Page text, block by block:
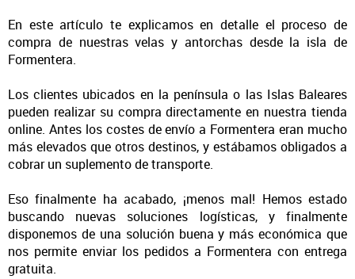
En este artículo te explicamos en detalle el proceso de
compra de nuestras velas y antorchas desde la isla de
Formentera.
Los clientes ubicados en la península o las Islas Baleares
pueden realizar su compra directamente en nuestra tienda
online. Antes los costes de envío a Formentera eran mucho
más elevados que otros destinos, y estábamos obligados a
cobrar un suplemento de transporte.
Eso finalmente ha acabado, ¡menos mal! Hemos estado
buscando nuevas soluciones logísticas, y finalmente
disponemos de una solución buena y más económica que
nos permite enviar los pedidos a Formentera con entrega
gratuita.